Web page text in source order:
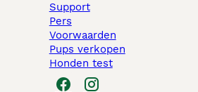
Support
Pers
Voorwaarden
Pups verkopen
Honden test